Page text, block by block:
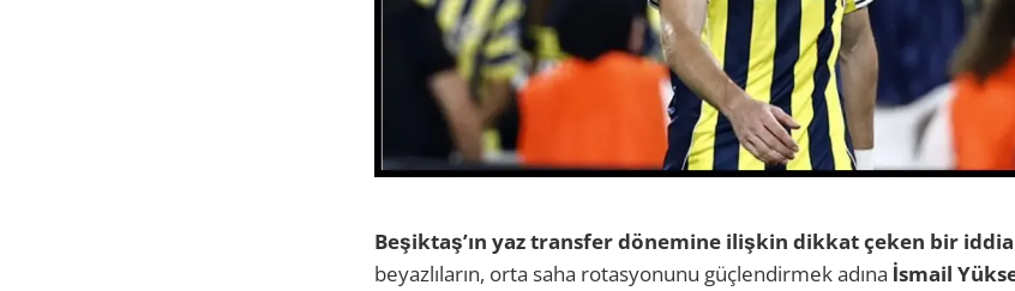
Beşiktaş’ın yaz transfer dönemine ilişkin dikkat çeken bir
beyazlıların, orta saha rotasyonunu güçlendirmek adına İsmail